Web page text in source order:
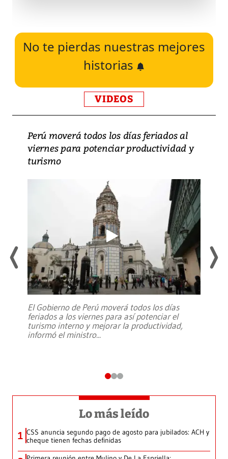
No te pierdas nuestras mejores
historias
VIDEOS
Perú moverá todos los días feriados al
viernes para potenciar productividad y
turismo
El Gobierno de Perú moverá todos los días
feriados a los viernes para así potenciar el
turismo interno y mejorar la productividad,
informó el ministro...
Lo más leído
1 CSS anuncia segundo pago de agosto para jubilados: ACH y
cheque tienen fechas definidas